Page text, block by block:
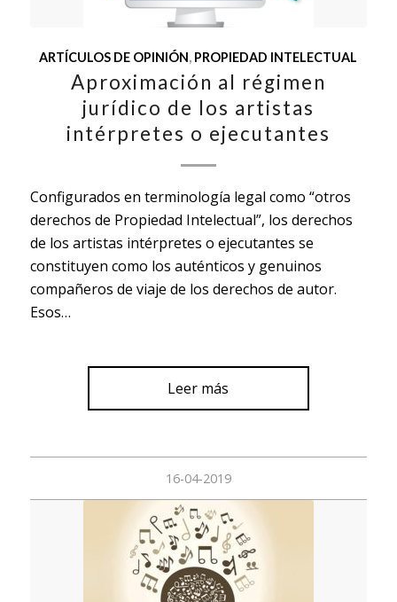
ARTÍCULOS DE OPINIÓN, PROPIEDAD INTELECTUAL
Aproximación al régimen
jurídico de los artistas
intérpretes o ejecutantes
Configurados en terminología legal como “otros
derechos de Propiedad Intelectual”, los derechos
de los artistas intérpretes o ejecutantes se
constituyen como los auténticos y genuinos
compañeros de viaje de los derechos de autor.
Esos…
Leer más
16-04-2019